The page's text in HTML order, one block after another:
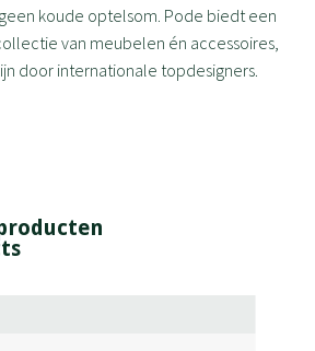
koude optelsom. Pode biedt een
van meubelen én accessoires,
door internationale topdesigners.